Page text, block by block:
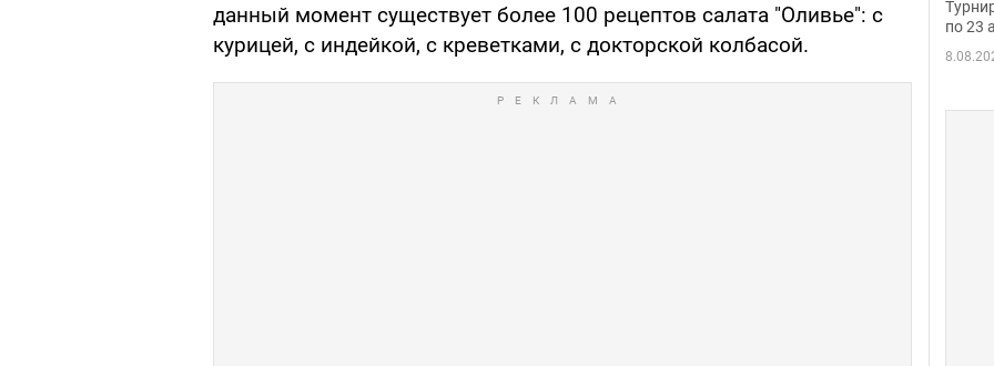
данный момент существует более 100 рецептов салата "Оливье": с
курицей, с индейкой, с креветками, с докторской колбасой.
на
по 23